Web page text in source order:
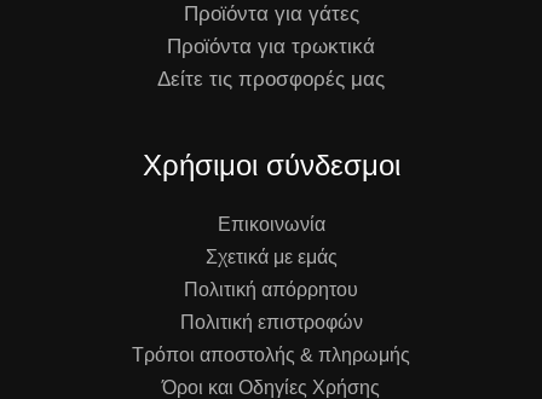
Προϊόντα για γάτες
Προϊόντα για τρωκτικά
Δείτε τις προσφορές μας
Χρήσιμοι σύνδεσμοι
Επικοινωνία
Σχετικά με εμάς
Πολιτική απόρρητου
Πολιτική επιστροφών
Τρόποι αποστολής & πληρωμής
Όροι και Οδηγίες Χρήσης